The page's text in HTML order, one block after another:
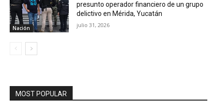
Nación
presunto operador financiero de un grupo
delictivo en Mérida, Yucatán
julio 31, 2026
MOST POPULAR